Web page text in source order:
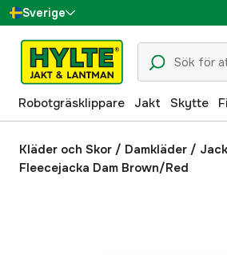
Sverige
Danmark
Suomi
Norge
Deutschland
Robotgräsklippare Jakt Skytte
Kläder och Skor / Damkläder /
Fleecejacka Dam Brown/Red